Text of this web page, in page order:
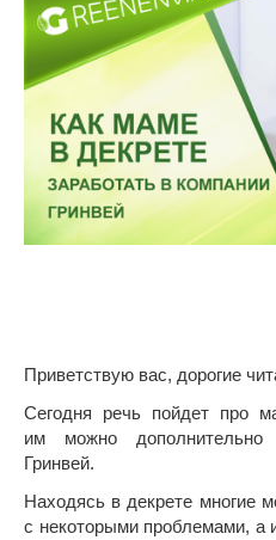
Приветствую вас, дорогие
Сегодня речь пойдет про
им можно дополнительно
Гринвей.
Находясь в декрете многие
с некоторыми проблемами, а